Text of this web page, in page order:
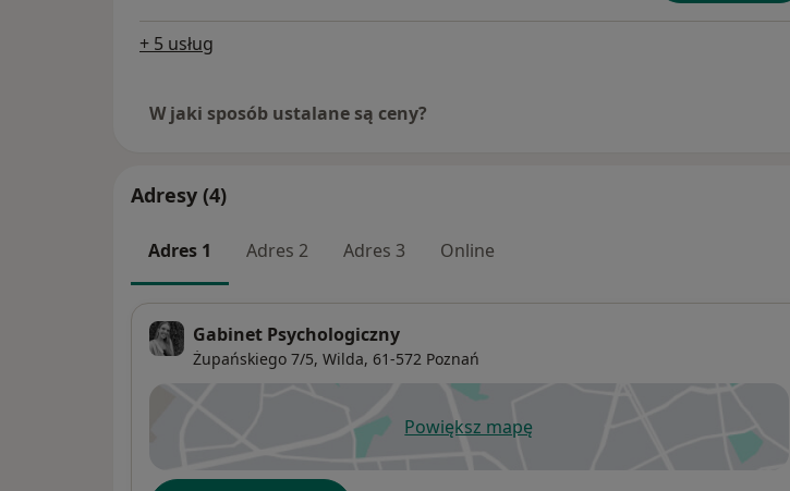
+ 5 usług
W jaki sposób ustalane są ceny?
Adresy (4)
Adres 1 Adres 2 Adres 3 Online
Gabinet Psychologiczny
Żupańskiego 7/5, Wilda, 61-572 Poznań
Powiększ mapęotwiera się w nowej karcie